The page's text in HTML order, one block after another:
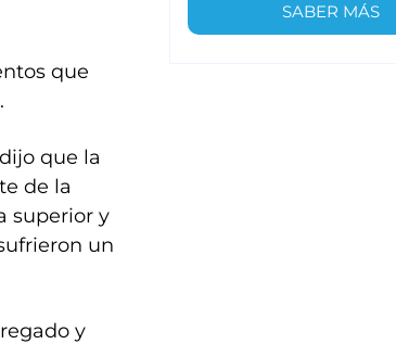
que
que la
de la
superior y
un
y
SABER MÁS